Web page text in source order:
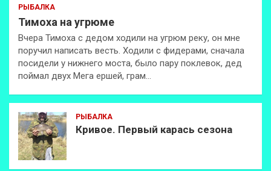
РЫБАЛКА
Тимоха на угрюме
Вчера Тимоха с дедом ходили на угрюм реку, он мне
поручил написать весть. Ходили с фидерами, сначала
посидели у нижнего моста, было пару поклевок, дед
поймал двух Мега ершей, грам…
РЫБАЛКА
Кривое. Первый карась сезона